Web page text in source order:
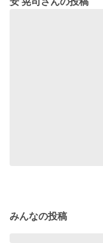
みんなの投稿